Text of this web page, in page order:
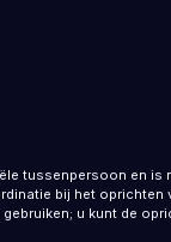
tussenpersoon en is
bij het
u kunt de